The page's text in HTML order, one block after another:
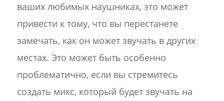
ваших любимых наушниках, это может
привести к тому, что вы перестанете
замечать, как он может звучать в других
местах. Это может быть особенно
проблематично, если вы стремитесь
создать микс, который будет звучать на